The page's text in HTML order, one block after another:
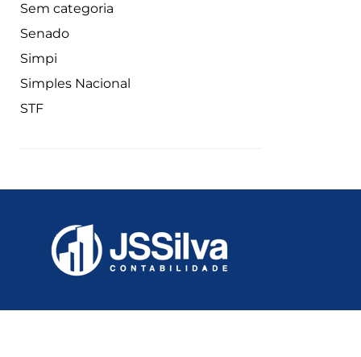
Sem categoria
Senado
Simpi
Simples Nacional
STF